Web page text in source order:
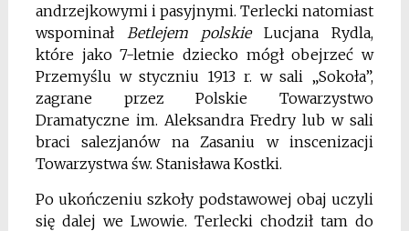
andrzejkowymi i pasyjnymi. Terlecki natomiast
wspominał
Betlejem polskieLucjana Rydla,
które jako 7-letnie dziecko mógł obejrzeć w
Przemyślu w styczniu 1913 r. w sali „Sokoła”,
zagrane przez Polskie Towarzystwo
Dramatyczne im. Aleksandra Fredry lub w sali
braci salezjanów na Zasaniu w inscenizacji
Towarzystwa św. Stanisława Kostki.
Po ukończeniu szkoły podstawowej obaj uczyli
się dalej we Lwowie. Terlecki chodził tam do